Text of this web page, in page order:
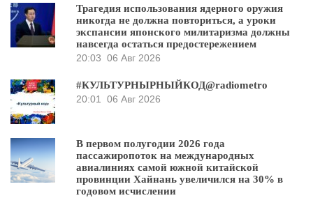
Трагедия использования ядерного оружия
никогда не должна повториться, а уроки
экспансии японского милитаризма должны
навсегда остаться предостережением
20:03 06 Авг 2026
#КУЛЬТУРНЫРНЫЙКОД@radiometro
20:01
06 Авг 2026
В первом полугодии 2026 года
пассажиропоток на международных
авиалиниях самой южной китайской
провинции Хайнань увеличился на 30% в
годовом исчислении